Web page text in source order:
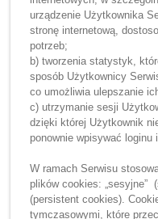
urządzenie Użytkownika
stronę internetową,
potrzeb;
b) tworzenia statystyk,
sposób Użytkownicy
co umożliwia ulepszanie
c) utrzymanie sesji
dzięki której Użytkownik
ponownie wpisywać loginu i
W ramach Serwisu
plików cookies: „sesyjne”
(persistent cookies).
tymczasowymi, które